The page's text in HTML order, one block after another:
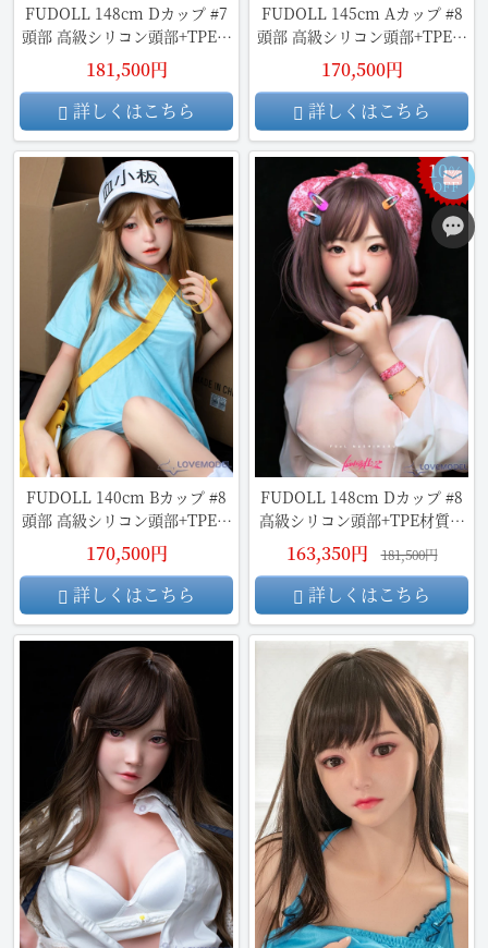
FUDOLL 148cm Dカップ #7
頭部 高級シリコン頭部+TPE材
質ボディ ラブドール
181,500円
詳しくはこちら
FUDOLL 145cm Aカップ #8
頭部 高級シリコン頭部+TPE材
質ボディ
170,500円
詳しくはこちら
FUDOLL 140cm Bカップ #8
頭部 高級シリコン頭部+TPE材
質ボディ
170,500円
詳しくはこちら
10％
OFF
FUDOLL 148cm Dカップ #8
高級シリコン頭部+TPE材質ボ
ディ
163,350円 181,500円
詳しくはこちら